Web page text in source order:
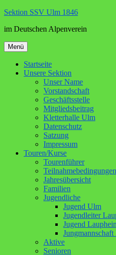
Zum
springen
Sektion SSV Ulm 1846
im Deutschen Alpenverein
Menü
Startseite
Unsere Sektion
Unser Name
Vorstandschaft
Geschäftsstelle
Mitgliedsbeitrag
Kletterhalle Ulm
Datenschutz
Satzung
Impressum
Touren/Kurse
Tourenführer
Teilnahmebedingungen
Jahresübersicht
Familien
Jugendliche
Jugend Ulm
Jugendleiter
Jugend
Aktive
Senioren